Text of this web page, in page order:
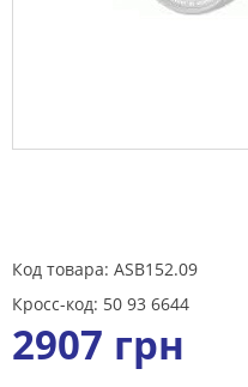
Код товара: ASB152.09
Кросс-код: 50 93 6644
2907 грн